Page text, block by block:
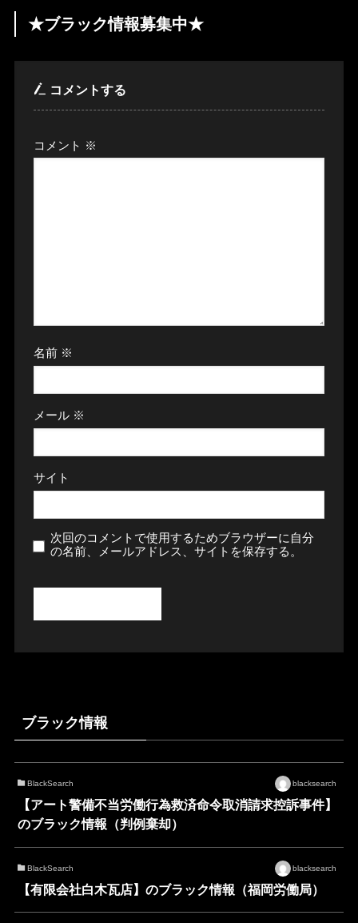
★ブラック情報募集中★
コメントする
コメント ※
名前 ※
メール ※
サイト
次回のコメントで使用するためブラウザーに自分
の名前、メールアドレス、サイトを保存する。
ブラック情報
BlackSearch blacksearch
【アート警備不当労働行為救済命令取消請求控訴事件】
のブラック情報（判例棄却）
BlackSearch blacksearch
【有限会社白木瓦店】のブラック情報（福岡労働局）